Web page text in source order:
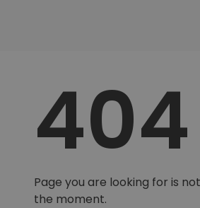
404
Page you are looking for is
the moment.